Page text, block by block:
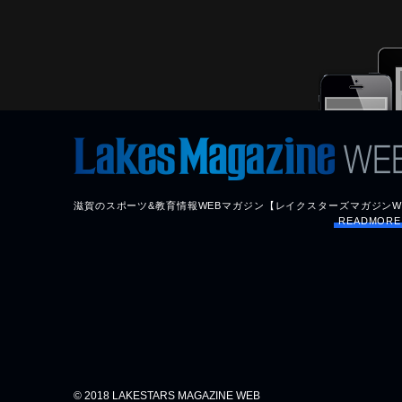
滋賀のスポーツ&教育情報WEBマガジン【レイクスターズマガジン
© 2018 LAKESTARS MAGAZINE WEB